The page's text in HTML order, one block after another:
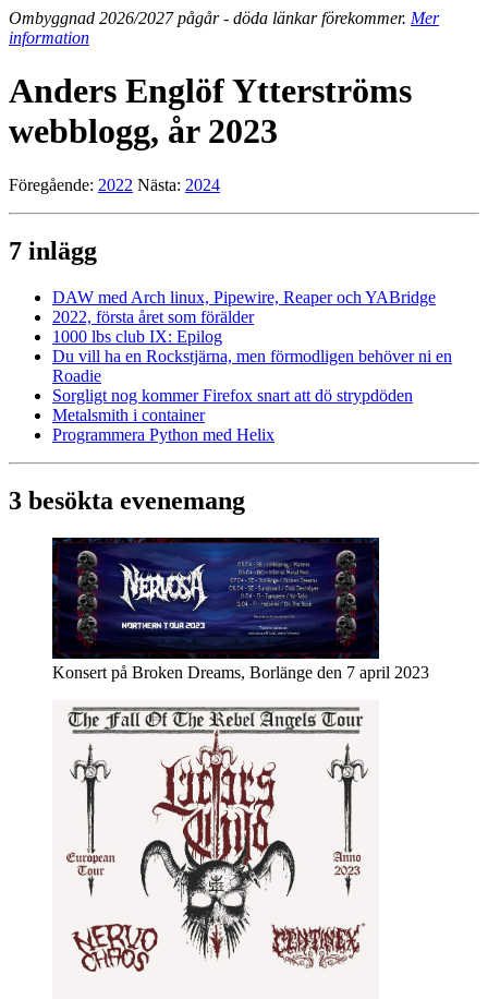
Ombyggnad 2026/2027 pågår - döda länkar förekommer. Mer
information
Anders Englöf Ytterströms
webblogg, år 2023
Föregående: 2022 Nästa: 2024
7 inlägg
DAW med Arch linux, Pipewire, Reaper och YABridge
2022, första året som förälder
1000 lbs club IX: Epilog
Du vill ha en Rockstjärna, men förmodligen behöver ni en
Roadie
Sorgligt nog kommer Firefox snart att dö strypdöden
Metalsmith i container
Programmera Python med Helix
3 besökta evenemang
Konsert på Broken Dreams, Borlänge den 7 april 2023